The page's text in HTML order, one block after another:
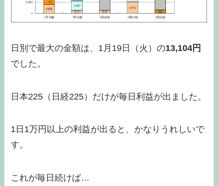
日別で最大の金額は、1月19日（火）の13,104円
でした。
日本225（日経225）だけが毎日利益が出ました。
1日1万円以上の利益が出ると、かなりうれしいで
す。
これが毎日続けば…